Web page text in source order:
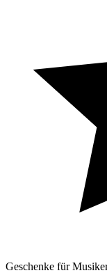
Geschenke für